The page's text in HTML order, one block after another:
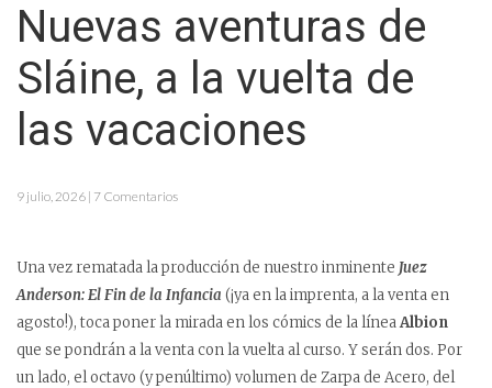
Nuevas aventuras de
Sláine, a la vuelta de
las vacaciones
9 julio, 2026 | 7 Comentarios
Una vez rematada la producción de nuestro inminente Juez
Anderson: El Fin de la Infancia (¡ya en la imprenta, a la venta en
agosto!), toca poner la mirada en los cómics de la líneaAlbion
que se pondrán a la venta con la vuelta al curso. Y serán dos. Por
un lado, el octavo (y penúltimo) volumen de Zarpa de Acero, del